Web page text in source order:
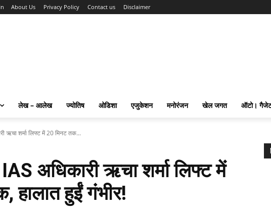
About Us Privacy Policy Contact us Disclaimer
लेख – आलेख ज्योतिष ओडिशा एजुकेशन मनोरंजन खेल जगत ऑटो।
ऋचा शर्मा लिफ्ट में 20 मिनट तक...
अधिकारी ऋचा शर्मा लिफ्ट में
हुईं गंभीर!